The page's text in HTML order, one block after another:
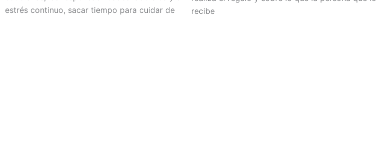
estrés continuo, sacar tiempo para cuidar de
recibe